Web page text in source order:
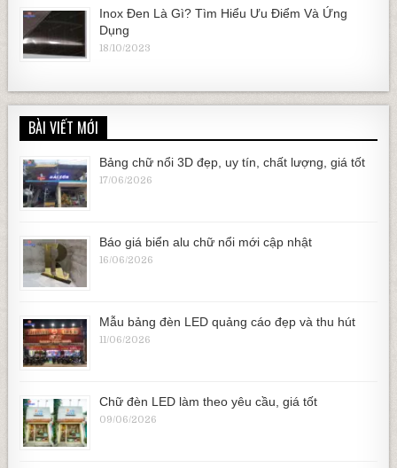
Inox Đen Là Gì? Tìm Hiểu Ưu Điểm Và Ứng
Dụng
18/10/2023
BÀI VIẾT MỚI
Bảng chữ nổi 3D đẹp, uy tín, chất lượng, giá tốt
17/06/2026
Báo giá biển alu chữ nổi mới cập nhật
16/06/2026
Mẫu bảng đèn LED quảng cáo đẹp và thu hút
11/06/2026
Chữ đèn LED làm theo yêu cầu, giá tốt
09/06/2026